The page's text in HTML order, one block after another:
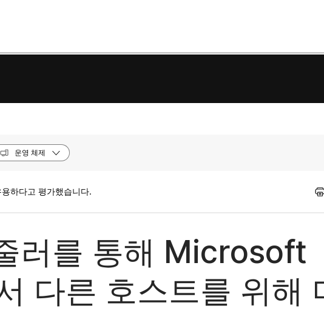
운영 체제
하다고 평가했습니다.
러를 통해 Microsoft
다른 호스트를 위해